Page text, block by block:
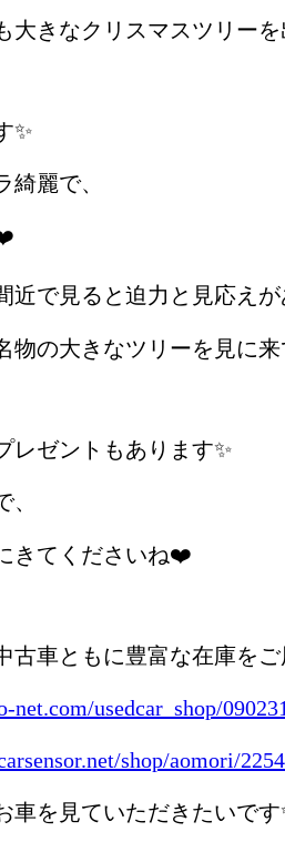
大きなクリスマスツリー
✨
麗で、
近で見ると迫力と見応えが
物の大きなツリーを見に
レゼントもあります✨
きてくださいね❤️
古車ともに豊富な在庫を
net.com/usedcar_shop/
shop/aomori/
車を見ていただきたいです